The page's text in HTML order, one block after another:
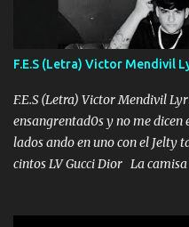
me fajó una Glock siempre
traigo El chiste es que hago lo
yo tengo el control a todos yo
malcriado un malandrón Que
las risas las que me miran hay
F.E.S (Letra) Victor Mendivil
F.E.S (Letra) Victor Mendivil
ensangrentad0s y no me dicen
lados ando en uno con el Jelty
cintos LV Gucci Dior La